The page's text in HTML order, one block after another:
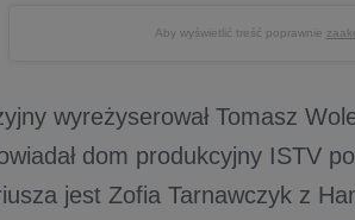
Aby wyświetlić treść poprawnie
wyreżyserował Tomasz
dom produkcyjny ISTV
jest Zofia Tarnawczyk z